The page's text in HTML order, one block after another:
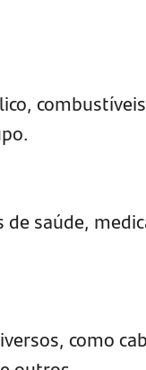
de saúde,
como